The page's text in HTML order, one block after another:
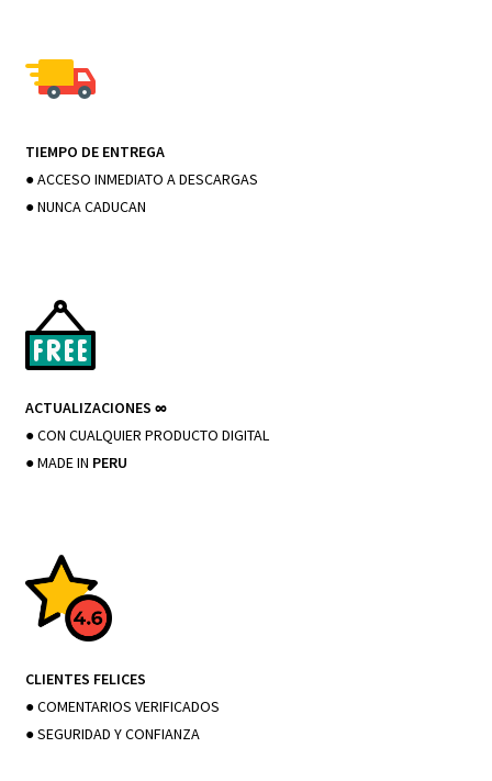
TIEMPO DE ENTREGA
● ACCESO INMEDIATO A DESCARGAS
● NUNCA CADUCAN
ACTUALIZACIONES ∞
● CON CUALQUIER PRODUCTO DIGITAL
● MADE IN PERU
CLIENTES FELICES
● COMENTARIOS VERIFICADOS
● SEGURIDAD Y CONFIANZA